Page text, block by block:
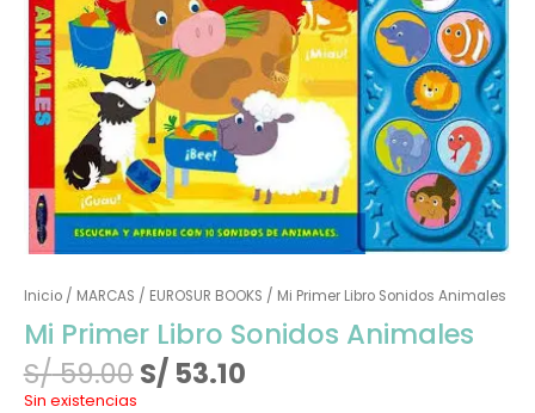
Inicio/ MARCAS / EUROSUR BOOKS / Mi Primer Libro Sonidos Animales
Mi Primer Libro Sonidos Animales
S/59.00S/53.10
Sin existencias